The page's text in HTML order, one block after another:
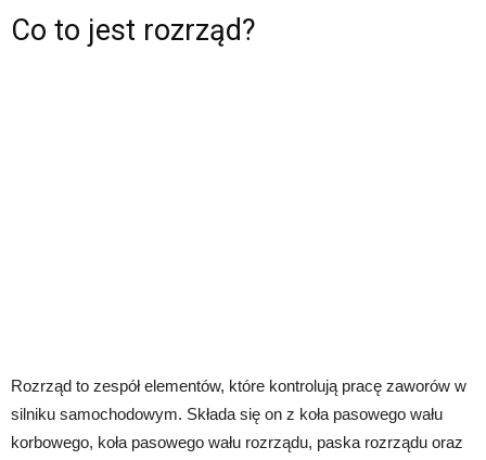
Co to jest rozrząd?
Rozrząd to zespół elementów, które kontrolują pracę zaworów w
silniku samochodowym. Składa się on z koła pasowego wału
korbowego, koła pasowego wału rozrządu, paska rozrządu oraz